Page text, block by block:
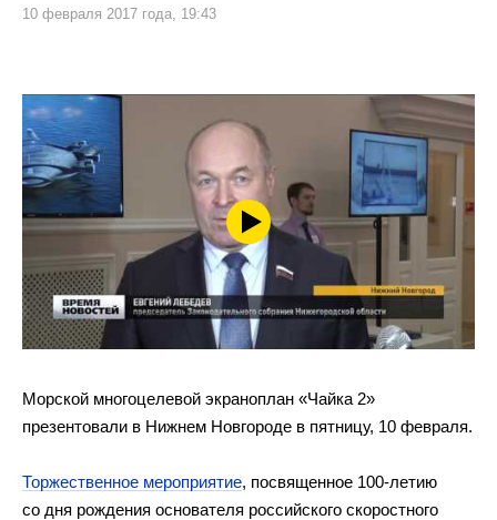
10 февраля 2017 года, 19:43
Морской многоцелевой экраноплан «Чайка 2»
презентовали в Нижнем Новгороде в пятницу, 10 февраля.
Торжественное мероприятие, посвященное 100-летию
со дня рождения основателя российского скоростного